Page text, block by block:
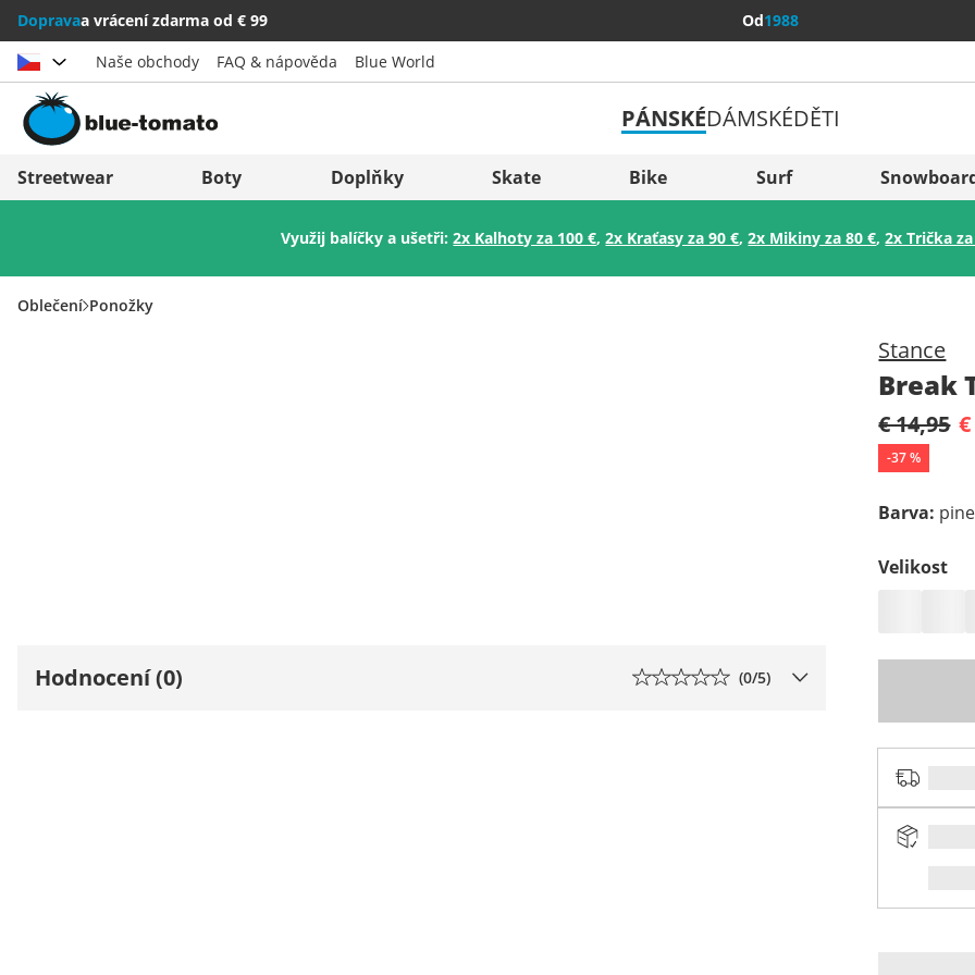
Dopravaa vrácení zdarma od € 99 Od1988
Vybrat zemi
Österreich
Italia (Italiano)
Italien (Deutsch)
Slovenija
België (Nederlands)
Naše obchody FAQ & nápověda Blue World
PÁNSKÉDÁMSKÉDĚTI
Streetwear Boty Doplňky Skate Bike Surf
Využij balíčky a ušetři:2x Kalhoty za 100 €,2x Kraťasy za 90 €,2x Mikiny za 80 €,2x Trička
Oblečení Ponožky
Stance
Break
€ 14,95
-37%
Barva: pine
Velikost
Hodnocení (0) (0/5)